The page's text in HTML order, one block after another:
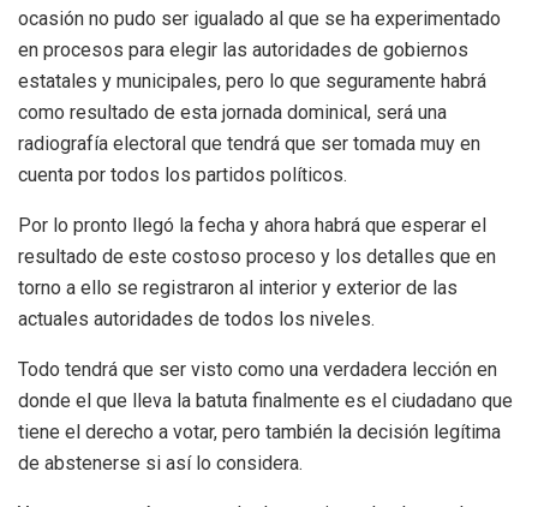
ocasión no pudo ser igualado al que se ha experimentado
en procesos para elegir las autoridades de gobiernos
estatales y municipales, pero lo que seguramente habrá
como resultado de esta jornada dominical, será una
radiografía electoral que tendrá que ser tomada muy en
cuenta por todos los partidos políticos.
Por lo pronto llegó la fecha y ahora habrá que esperar el
resultado de este costoso proceso y los detalles que en
torno a ello se registraron al interior y exterior de las
actuales autoridades de todos los niveles.
Todo tendrá que ser visto como una verdadera lección en
donde el que lleva la batuta finalmente es el ciudadano que
tiene el derecho a votar, pero también la decisión legítima
de abstenerse si así lo considera.